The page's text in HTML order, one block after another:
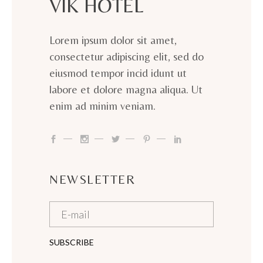
Lorem ipsum dolor sit amet,
consectetur adipiscing elit, sed do
eiusmod tempor incid idunt ut
labore et dolore magna aliqua. Ut
enim ad minim veniam.
NEWSLETTER